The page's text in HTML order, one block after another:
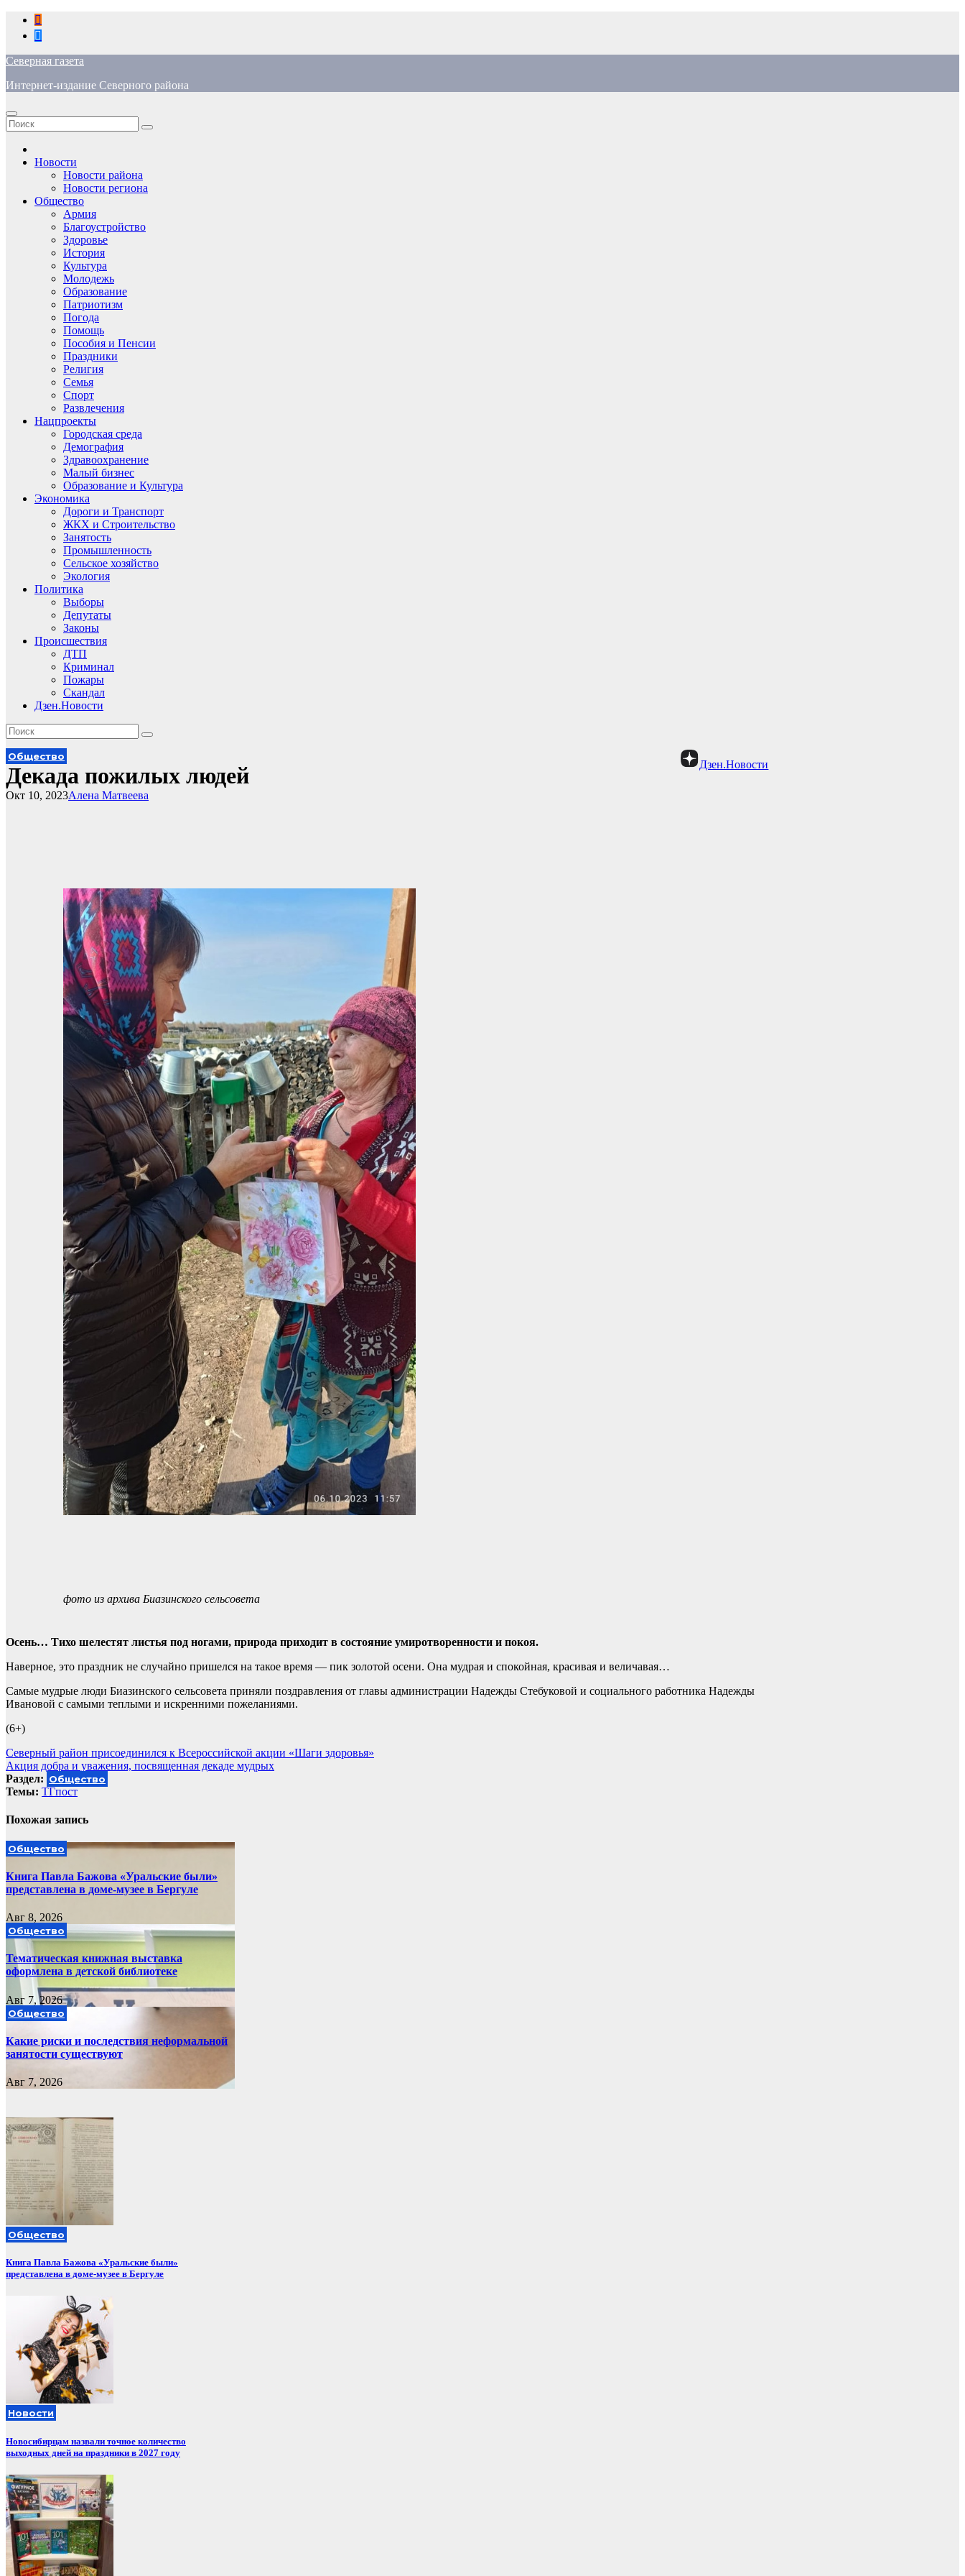
Перейти
содержимому
Северная газета
Интернет-издание Северного района
Новости
Новости района
Новости региона
Общество
Армия
Благоустройство
Здоровье
История
Культура
Молодежь
Образование
Патриотизм
Погода
Помощь
Пособия и Пенсии
Праздники
Религия
Семья
Спорт
Развлечения
Нацпроекты
Городская среда
Демография
Здравоохранение
Малый бизнес
Образование и Культура
Экономика
Дороги и Транспорт
ЖКХ и Строительство
Занятость
Промышленность
Сельское хозяйство
Экология
Политика
Выборы
Депутаты
Законы
Происшествия
ДТП
Криминал
Пожары
Скандал
Дзен.Новости
Дзен.Новости
Общество
Декада пожилых людей
Алена Матвеева
Окт 10, 2023
фото из архива Биазинского сельсовета
Осень… Тихо шелестят листья под ногами, природа приходит в состояние умиротворенности и покоя.
Наверное, это праздник не случайно пришелся на такое время — пик золотой осени. Она мудрая и спокойная, красивая и величавая…
Самые мудрые люди Биазинского сельсовета приняли поздравления от главы администрации Надежды Стебуковой и социального работника Надежды
Ивановой с самыми теплыми и искренними пожеланиями.
(6+)
Навигация
по
записям
Северный район присоединился к Всероссийской акции «Шаги здоровья»
Акция добра и уважения, посвященная декаде мудрых
Раздел: Общество
Темы: ТГпост
Похожая запись
Общество
Книга Павла Бажова «Уральские были»
представлена в доме-музее в Бергуле
Авг 8, 2026
Общество
Тематическая книжная выставка
оформлена в детской библиотеке
Авг 7, 2026
Общество
Какие риски и последствия неформальной
занятости существуют
Авг 7, 2026
Общество
Книга Павла Бажова «Уральские были»
представлена в доме-музее в Бергуле
Новости
Новосибирцам назвали точное количество
выходных дней на праздники в 2027 году